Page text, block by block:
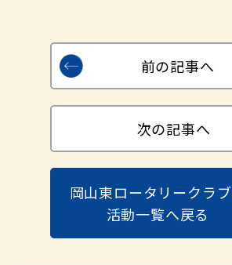
前の記事へ
岡山東ロータリークラ
活動一覧へ戻る
次の記事へ